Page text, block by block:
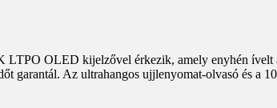
LTPO OLED kijelzővel érkezik, amely enyhén ívelt
garantál. Az ultrahangos ujjlenyomat-olvasó és a